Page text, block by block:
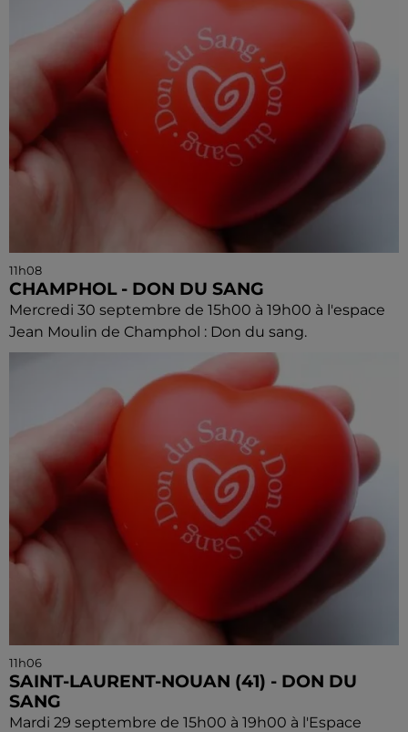
11h08
CHAMPHOL - DON DU SANG
Mercredi 30 septembre de 15h00 à 19h00 à l'espace
Jean Moulin de Champhol : Don du sang.
11h06
SAINT-LAURENT-NOUAN (41) - DON DU
SANG
Mardi 29 septembre de 15h00 à 19h00 à l'Espace